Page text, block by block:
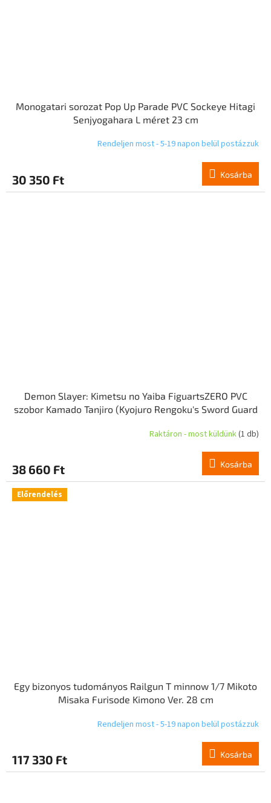
Monogatari sorozat Pop Up Parade PVC Sockeye Hitagi
Senjyogahara L méret 23 cm
Rendeljen most - 5-19 napon belül postázzuk
30 350 Ft Kosárba
Demon Slayer: Kimetsu no Yaiba FiguartsZERO PVC
szobor Kamado Tanjiro (Kyojuro Rengoku's Sword Guard
Raktáron - most küldünk(1 db)
38 660 Ft Kosárba
Előrendelés
Egy bizonyos tudományos Railgun T minnow 1/7 Mikoto
Misaka Furisode Kimono Ver. 28 cm
Rendeljen most - 5-19 napon belül postázzuk
117 330 Ft Kosárba